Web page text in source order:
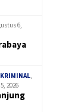
6,
2026